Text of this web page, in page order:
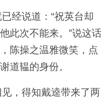
经说道：“祝英台却
此次不能来。”说这话
陈操之温雅微笑，点
道韫的身份。
，得知戴逵带来了两